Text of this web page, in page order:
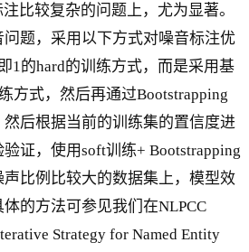
比较复杂的问题上，尤为显著。
题，采用以下方式对噪音标注优
1的hard的训练方式，而是采用基
方式，然后再通过Bootstrapping
后根据当前的训练集的置信度进
证，使用soft训练+ Bootstrapping
比例比较大的数据集上，模型效
的方法可参见我们在NLPCC
Strategy for Named Entity